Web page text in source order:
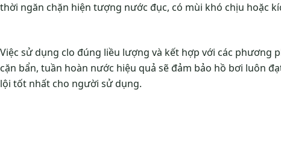
thời ngăn chặn hiện tượng nước đục, có mùi khó chịu hoặc
Việc sử dụng clo đúng liều lượng và kết hợp với các phương
cặn bẩn, tuần hoàn nước hiệu quả sẽ đảm bảo hồ bơi luôn
lội tốt nhất cho người sử dụng.